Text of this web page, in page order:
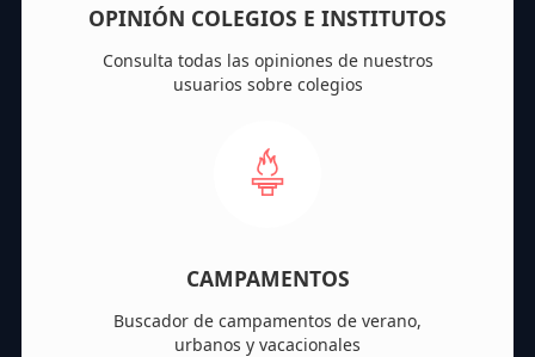
OPINIÓN COLEGIOS E INSTITUTOS
Consulta todas las opiniones de nuestros
usuarios sobre colegios
CAMPAMENTOS
Buscador de campamentos de verano,
urbanos y vacacionales